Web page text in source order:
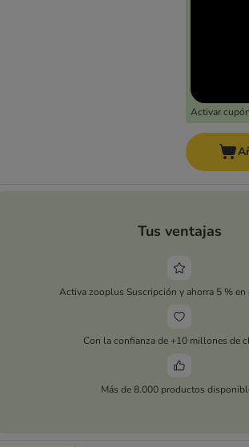
Activar
Tus ventajas
Activa zooplus Suscripción y ahorra 5 % en
Con la confianza de +10 millones de
Más de 8.000 productos